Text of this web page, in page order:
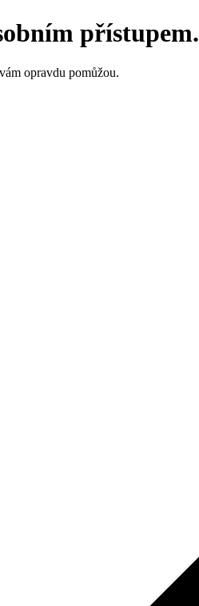
přístupem.
opravdu pomůžou.